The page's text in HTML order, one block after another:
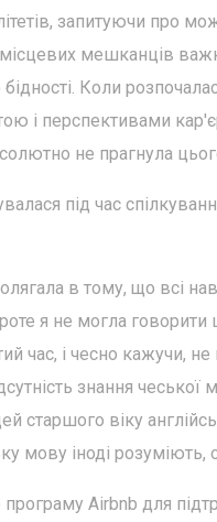
запитуючи про
мешканців
Коли
і перспективами
не прагнула
під час
в тому, що всі
я не могла
час, і чесно кажучи,
знання
старшого віку
мову іноді
програму Airbnb для